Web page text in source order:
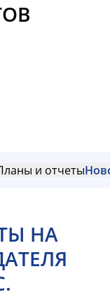
и отчеты
НА